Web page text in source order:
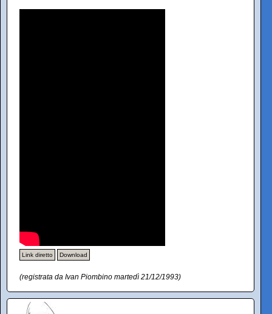
Link diretto Download
(registrata da Ivan Piombino martedì 21/12/1993)